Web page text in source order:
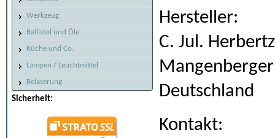
Werkzeug
Ballistol und Öle
Küche und Co.
Lampen / Leuchtmittel
Belaserung
Sicherheit:
Hersteller:
C. Jul.
Deutschland
Kontakt: